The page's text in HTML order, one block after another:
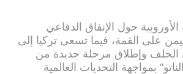
الأوروبية حول الإنفاق الدفاعي
على القمة، فيما تسعى تركيا إلى
الحلف وإطلاق مرحلة جديدة من
بمواجهة التحديات العالمية